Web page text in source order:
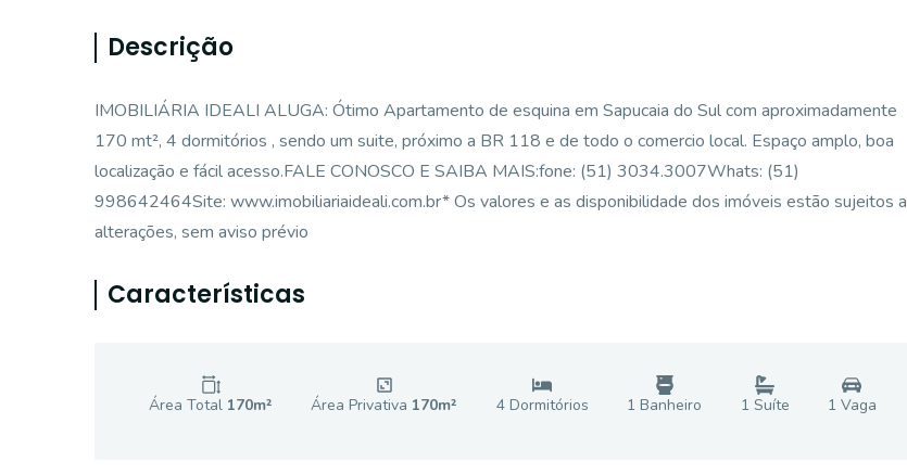
Descrição
IMOBILIÁRIA IDEALI ALUGA: Ótimo Apartamento de esquina em Sapucaia do Sul com aproximadamente
170 mt², 4 dormitórios , sendo um suite, próximo a BR 118 e de todo o comercio local. Espaço amplo, boa
localização e fácil acesso.FALE CONOSCO E SAIBA MAIS:fone: (51) 3034.3007Whats: (51)
998642464Site: www.imobiliariaideali.com.br* Os valores e as disponibilidade dos imóveis estão sujeitos a
alterações, sem aviso prévio
Características
Área Total 170m² Área Privativa 170m² 4Dormitórios 1 Banheiro 1 Suíte 1 Vaga